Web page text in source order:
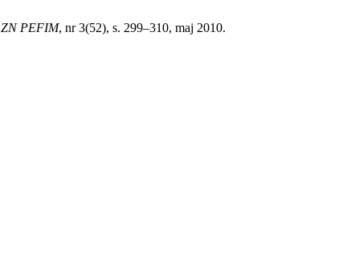
ZN PEFIM, nr 3(52), s. 299–310, maj 2010.